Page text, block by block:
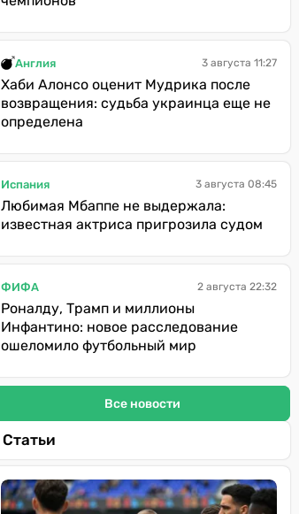
Англия 3 августа 11:27
Хаби Алонсо оценит Мудрика после
возвращения: судьба украинца еще не
определена
Испания 3 августа 08:45
Любимая Мбаппе не выдержала:
известная актриса пригрозила судом
ФИФА 2 августа 22:32
Роналду, Трамп и миллионы
Инфантино: новое расследование
ошеломило футбольный мир
Все новости
Статьи